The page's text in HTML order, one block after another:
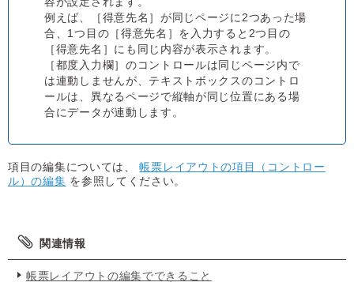
例えば、［得意先名］が同じページに2つあった場
合、1つ目の［得意先名］を入力すると2つ目の
［得意先名］にも同じ内容が表示されます。
［都度入力欄］のコントロールは同じページ内で
は連動しませんが、テキストボックスのコントロ
ールは、異なるページで縦軸が同じ位置にある場
合にデータが連動します。
項目の編集については、帳票レイアウトの項目（コントロー
ル）の編集 を参照してください。
関連情報
帳票レイアウトの編集でできること